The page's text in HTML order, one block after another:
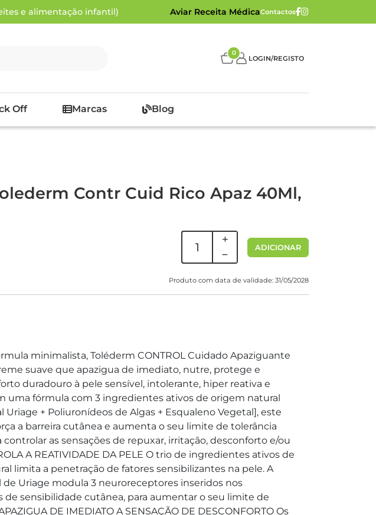
e alimentação infantil) Aviar Receita MédicaContactos
0
LOGIN/REGISTO
Off Marcas Blog
Contr Cuid Rico Apaz 40Ml,
ADICIONAR
Produto com data de validade: 31/05/2028
minimalista, Toléderm CONTROL Cuidado Apaziguante
suave que apazigua de imediato, nutre, protege e
duradouro à pele sensível, intolerante, hiper reativa e
uma fórmula com 3 ingredientes ativos de origem natural
Uriage + Poliuronídeos de Algas + Esqualeno Vegetal], este
a barreira cutânea e aumenta o seu limite de tolerância
controlar as sensações de repuxar, irritação, desconforto e/ou
A REATIVIDADE DA PELE O trio de ingredientes ativos de
limita a penetração de fatores sensibilizantes na pele. A
de Uriage modula 3 neuroreceptores inseridos nos
de sensibilidade cutânea, para aumentar o seu limite de
DE IMEDIATO A SENSAÇÃO DE DESCONFORTO Os